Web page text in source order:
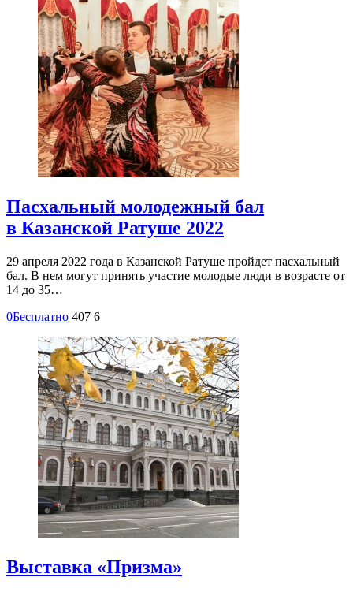
Пасхальный молодежный бал
в Казанской Ратуше 2022
29 апреля 2022 года в Казанской Ратуше пройдет пасхальный
бал. В нем могут принять участие молодые люди в возрасте от
14 до 35…
0Бесплатно 407 6
Выставка «Призма»